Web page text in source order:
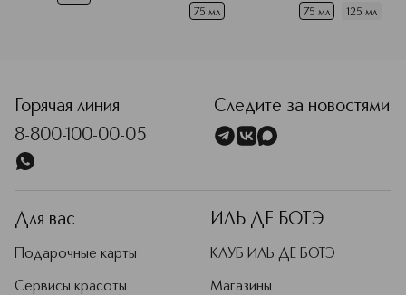
75 мл 75 мл 125 мл
Горячая линия
8-800-100-00-05
Следите за новостями
Для вас
Подарочные карты
Сервисы красоты
ИЛЬ ДЕ БОТЭ
КЛУБ ИЛЬ ДЕ БОТЭ
Магазины